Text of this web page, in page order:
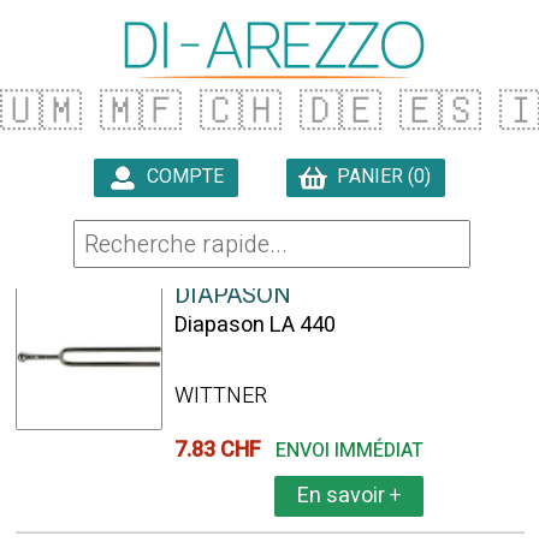
🇺🇲 🇲🇫 🇨🇭 🇩🇪 🇪🇸
COMPTE PANIER (0)
25 ARTICLES TROUVÉS
DIAPASON
Diapason LA 440
WITTNER
7.83 CHF ENVOI IMMÉDIAT
En savoir+